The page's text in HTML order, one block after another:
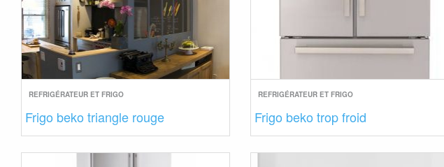
REFRIGÉRATEUR ET FRIGO
Frigo beko triangle rouge
REFRIGÉRATEUR ET FRIGO
Frigo beko trop froid